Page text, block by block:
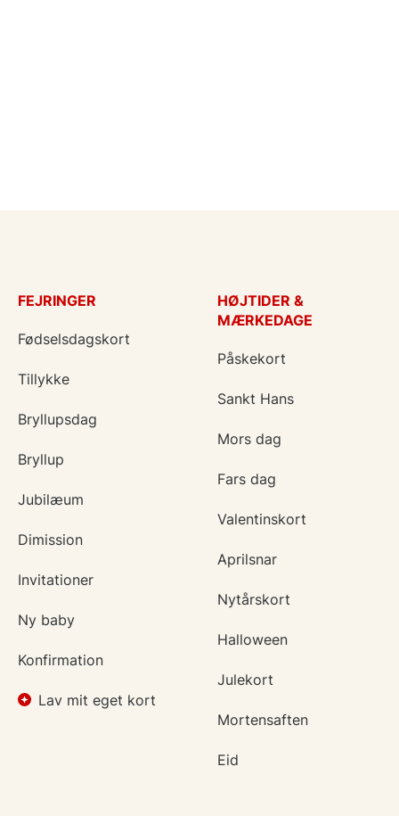
FEJRINGER
Fødselsdagskort
Tillykke
Bryllupsdag
Bryllup
Jubilæum
Dimission
Invitationer
Ny baby
Konfirmation
Lav mit eget kort
HØJTIDER &
MÆRKEDAGE
Påskekort
Sankt Hans
Mors dag
Fars dag
Valentinskort
Aprilsnar
Nytårskort
Halloween
Julekort
Mortensaften
Eid